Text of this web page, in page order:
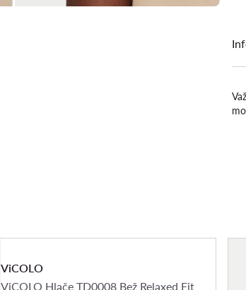
ViCOLO
ViCOLO Hlače TD0008 Bež Relaxed Fit